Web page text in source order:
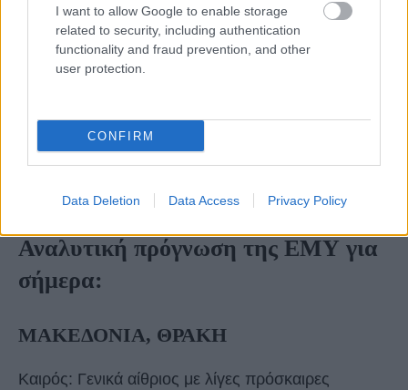
I want to allow Google to enable storage
related to security, including authentication
functionality and fraud prevention, and other
user protection.
CONFIRM
Data Deletion Data Access Privacy Policy
ομίχλες.
Οι άνεμοι θα πνέουν από βόρειες διευθύνσεις 3 με
4 και τοπικά στο Αιγαίο έως 5 μποφόρ.
μεταβολή και η μέγιστη τιμή της θα φτάσει τους 25
με 26 βαθμούς και κατά τόπους στα ηπειρωτικά
τους 27 βαθμούς Κελσίου.
Αναλυτική πρόγνωση της ΕΜΥ για
σήμερα:
ΜΑΚΕΔΟΝΙΑ, ΘΡΑΚΗ
Καιρός: Γενικά αίθριος με λίγες πρόσκαιρες